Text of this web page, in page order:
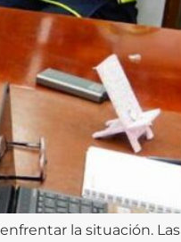
la situación. Las